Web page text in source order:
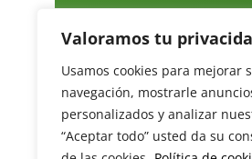
Valoramos tu
Usamos cookies para mejorar
navegación, mostrarle
personalizados y analizar
“Aceptar todo” usted da su